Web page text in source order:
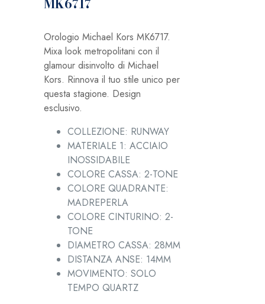
Orologio Michael Kors MK6717.
Mixa look metropolitani con il
glamour disinvolto di Michael
Kors. Rinnova il tuo stile unico per
questa stagione. Design
esclusivo.
COLLEZIONE: RUNWAY
MATERIALE 1: ACCIAIO
INOSSIDABILE
COLORE CASSA: 2-TONE
COLORE QUADRANTE:
MADREPERLA
COLORE CINTURINO: 2-
TONE
DIAMETRO CASSA: 28MM
DISTANZA ANSE: 14MM
MOVIMENTO: SOLO
TEMPO QUARTZ